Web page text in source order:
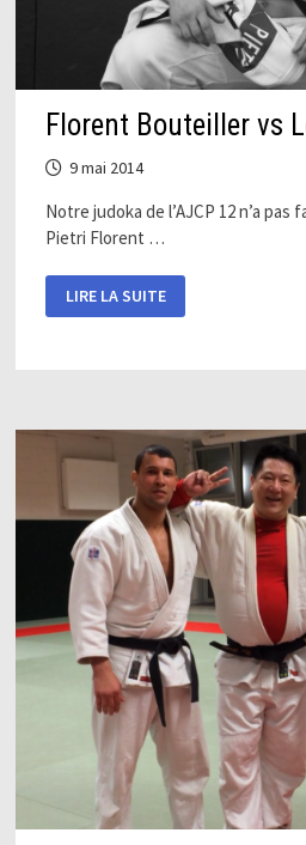
Florent Bouteiller vs
9 mai 2014
Notre judoka de l’AJCP 12 n’a
Pietri Florent …
FLORENT
BOUTEILLER
VS
LIRE LA SUITE